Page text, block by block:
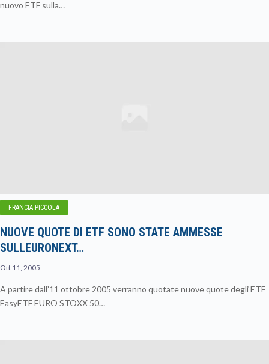
nuovo ETF sulla…
FRANCIA PICCOLA
NUOVE QUOTE DI ETF SONO STATE AMMESSE
SULLEURONEXT…
Ott 11, 2005
A partire dall’11 ottobre 2005 verranno quotate nuove quote degli ETF
EasyETF EURO STOXX 50…